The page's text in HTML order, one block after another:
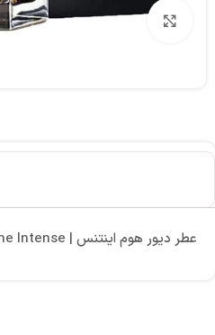
برای بزرگنمایی کلیک کنید
عطر دیور هوم اینتنس | Dior Homme Intense